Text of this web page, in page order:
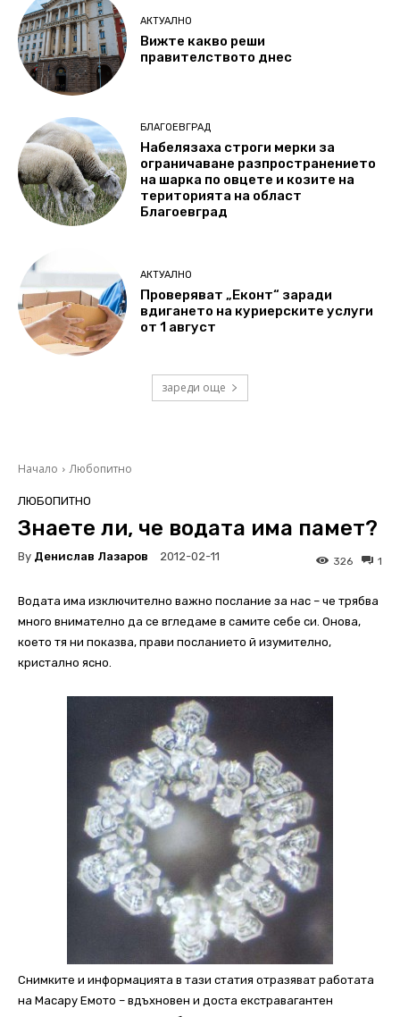
АКТУАЛНО
Вижте какво реши
правителството днес
БЛАГОЕВГРАД
Набелязаха строги мерки за
ограничаване разпространението
на шарка по овцете и козите на
територията на област
Благоевград
АКТУАЛНО
Проверяват „Еконт“ заради
вдигането на куриерските услуги
от 1 август
зареди още